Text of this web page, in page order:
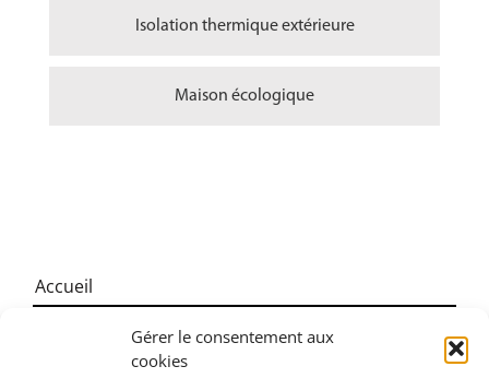
Gérer le consentement aux
cookies
Isolation thermique extérieure
Maison écologique
Accueil
GLOT CHARPENTE